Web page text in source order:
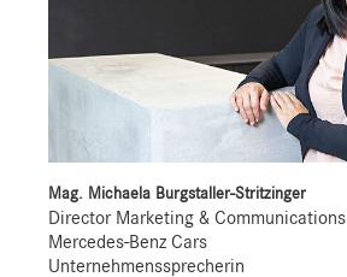
Mag. Michaela Burgstaller-Stritzinger
Director Marketing & Communications
Mercedes-Benz Cars
Unternehmenssprecherin